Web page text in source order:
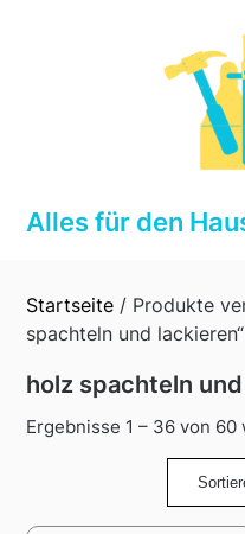
Alles für den
Startseite / Produkte
spachteln und lackieren“
holz spachteln
Ergebnisse 1 – 36 von